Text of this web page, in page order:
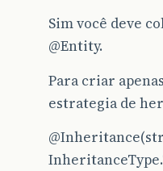
Sim você deve
@Entity.
Para criar
estrategia de
@Inheritance